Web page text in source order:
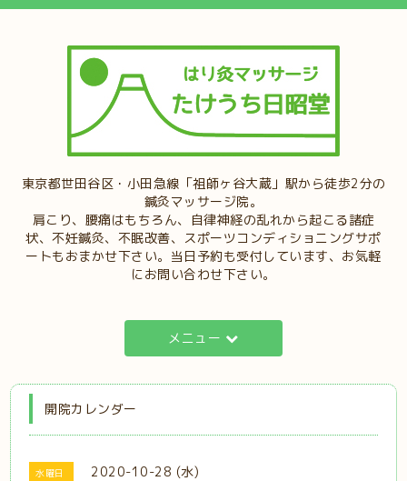
東京都世田谷区・小田急線「祖師ヶ谷大蔵」駅から徒歩2分の
鍼灸マッサージ院。
肩こり、腰痛はもちろん、自律神経の乱れから起こる諸症
状、不妊鍼灸、不眠改善、スポーツコンディショニングサポ
ートもおまかせ下さい。当日予約も受付しています、お気軽
にお問い合わせ下さい。
メニュー
開院カレンダー
水曜日 2020-10-28 (水)